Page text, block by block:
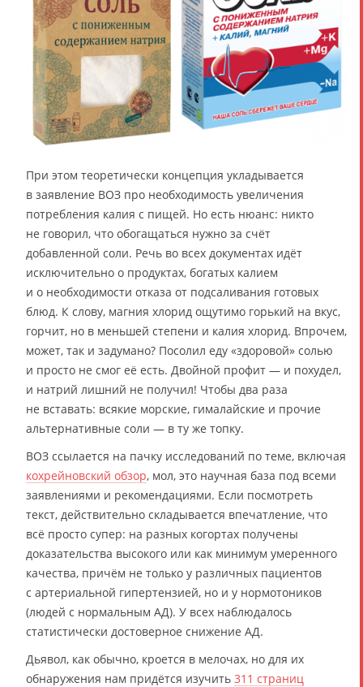
При этом теоретически концепция укладывается
в заявление ВОЗ про необходимость увеличения
потребления калия с пищей. Но есть нюанс: никто
не говорил, что обогащаться нужно за счёт
добавленной соли. Речь во всех документах идёт
исключительно о продуктах, богатых калием
и о необходимости отказа от подсаливания готовых
блюд. К слову, магния хлорид ощутимо горький на вкус,
горчит, но в меньшей степени и калия хлорид. Впрочем,
может, так и задумано? Посолил еду «здоровой» солью
и просто не смог её есть. Двойной профит — и похудел,
и натрий лишний не получил! Чтобы два раза
не вставать: всякие морские, гималайские и прочие
альтернативные соли — в ту же топку.
ВОЗ ссылается на пачку исследований по теме, включая
кохрейновский обзор, мол, это научная база под всеми
заявлениями и рекомендациями. Если посмотреть
текст, действительно складывается впечатление, что
всё просто супер: на разных когортах получены
доказательства высокого или как минимум умеренного
качества, причём не только у различных пациентов
с артериальной гипертензией, но и у нормотоников
(людей с нормальным АД). У всех наблюдалось
статистически достоверное снижение АД.
Дьявол, как обычно, кроется в мелочах, но для их
обнаружения нам придётся изучить 311 страниц